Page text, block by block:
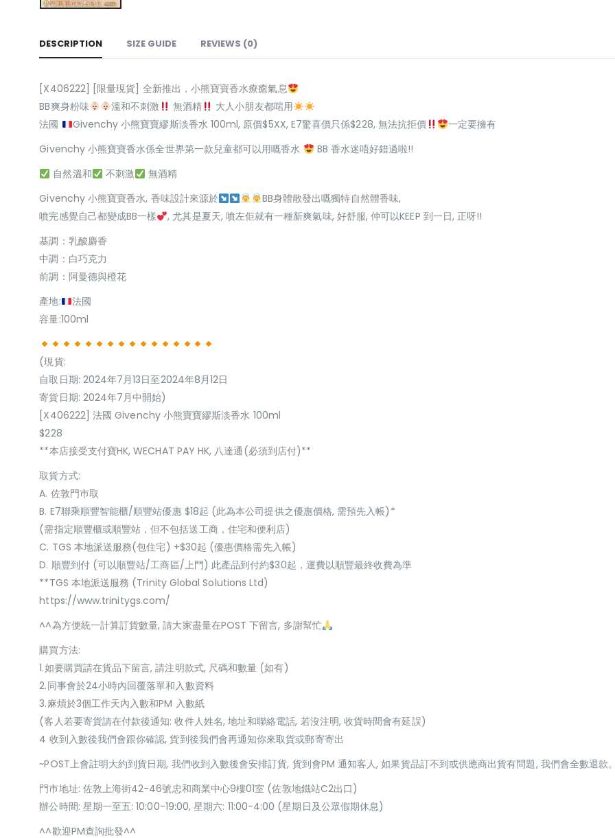
DESCRIPTION SIZE GUIDE REVIEWS (0)
[X406222] [限量現貨] 全新推出，小熊寶寶香水療癒氣息
BB爽身粉味
溫和不刺激 無酒精
大人小朋友都啱用
法國
Givenchy 小熊寶寶繆斯淡香水 100ml, 原價$5XX, E7驚喜價只係$228, 無法抗拒價
一定要擁有
Givenchy 小熊寶寶香水係全世界第一款兒童都可以用嘅香水
BB 香水迷唔好錯過啦!!
自然溫和
不刺激
無酒精
Givenchy 小熊寶寶香水, 香味設計來源於
BB身體散發出嘅獨特自然體香味,
噴完感覺自己都變成BB一樣
, 尤其是夏天, 噴左佢就有一種新爽氣味, 好舒服, 仲可以KEEP 到一日, 正呀!!
基調：乳酸麝香
中調：白巧克力
前調：阿曼德與橙花
產地:
法國
容量:100ml
(現貨:
自取日期: 2024年7月13日至2024年8月12日
寄貨日期: 2024年7月中開始)
[X406222] 法國 Givenchy 小熊寶寶繆斯淡香水 100ml
$228
**本店接受支付寶HK, WECHAT PAY HK, 八達通(必須到店付)**
取貨方式:
A. 佐敦門巿取
B. E7聯乘順豐智能櫃/順豐站優惠 $18起 (此為本公司提供之優惠價格, 需預先入帳)*
(需指定順豐櫃或順豐站，但不包括送工商，住宅和便利店)
C. TGS 本地派送服務(包住宅) +$30起 (優惠價格需先入帳)
D. 順豐到付 (可以順豐站/工商區/上門) 此產品到付約$30起，運費以順豐最終收費為準
**TGS 本地派送服務 (Trinity Global Solutions Ltd)
https://www.trinitygs.com/
^^為方便統一計算訂貨數量, 請大家盡量在POST 下留言, 多謝幫忙
購買方法:
1.如要購買請在貨品下留言, 請注明款式, 尺碼和數量 (如有)
2.同事會於24小時內回覆落單和入數資料
3.麻煩於3個工作天內入數和PM 入數紙
(客人若要寄貨請在付款後通知: 收件人姓名, 地址和聯絡電話, 若沒注明, 收貨時間會有延誤)
4 收到入數後我們會跟你確認, 貨到後我們會再通知你來取貨或郵寄寄出
~POST上會註明大約到貨日期, 我們收到入數後會安排訂貨, 貨到會PM 通知客人, 如果貨品訂不到或供應商出貨有問題, 我們會全數退款
門巿地址: 佐敦上海街42-46號忠和商業中心9樓01室 (佐敦地鐵站C2出口)
辦公時間: 星期一至五: 10:00-19:00, 星期六: 11:00-4:00 (星期日及公眾假期休息)
^^歡迎PM查詢批發^^